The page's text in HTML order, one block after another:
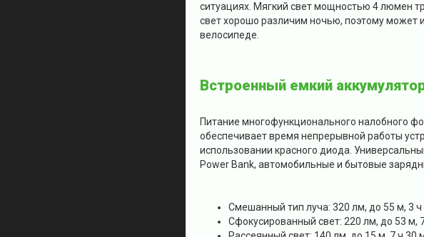
ситуациях. Мягкий свет мощностью 4 люмен
свет хорошо различим ночью, поэтому может
велосипеде.
Встроенный емкий
Питание многофункционального налобного
обеспечивает время непрерывной работы
использовании красного диода.
Power Bank, автомобильные и бытовые
Смешанный тип луча: 320 лм, до 55 м, 3 ч
Сфокусированный свет: 220 лм, до 53 м,